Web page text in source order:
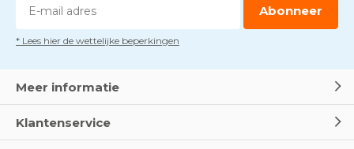
Abonneer
* Lees hier de wettelijke beperkingen
Meer informatie
Klantenservice